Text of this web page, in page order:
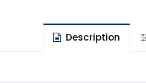
Description